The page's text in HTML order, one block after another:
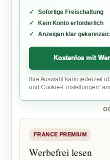
Sofortige Freischaltung
Kein Konto erforderlich
Anzeigen klar
Kostenlos mit
Ihre Auswahl kann jederzeit
und Cookie-Einstellungen“
FRANCE PREMIUM
Werbefrei lesen